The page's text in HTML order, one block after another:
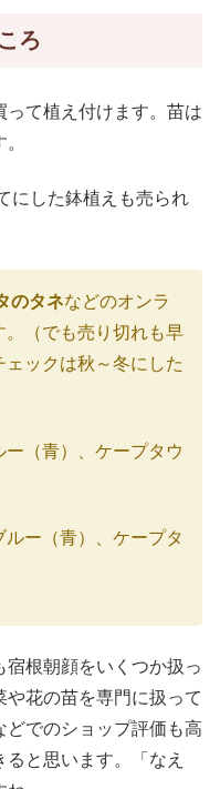
ろ
て植え付けます。苗は
にした鉢植えも売られ
のタネなどのオンラ
。（でも売り切れも早
ックは秋～冬にした
（青）、ケープタウ
ー（青）、ケープタ
宿根朝顔をいくつか扱っ
花の苗を専門に扱って
どでのショップ評価も高
と思います。「なえ